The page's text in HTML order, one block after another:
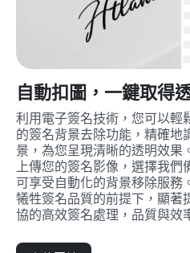
自動扣圖，一鍵取得
利用電子簽名技術，您可以輕
的簽名背景去除功能，精確地
景，為您呈現清晰的透明效果
上傳您的簽名影像，選擇我
可享受自動化的背景移除服務
犧牲簽名品質的前提下，顯著
協的高效簽名處理，品質與效